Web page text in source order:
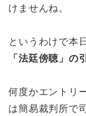
けませんね。
というわけで本
「法廷傍聴」の
何度かエントリ
は簡易裁判所で